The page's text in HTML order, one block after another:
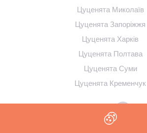
Цуценята Миколаїв
Цуценята Запоріжжя
Цуценята Харків
Цуценята Полтава
Цуценята Суми
Цуценята Кременчук